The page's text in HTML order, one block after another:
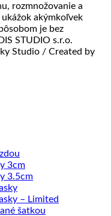
rozmnožovanie a
akýmkoľvek
je bez
STUDIO s.r.o.
Studio / Created by
3cm
3.5cm
– Limited
šatkou